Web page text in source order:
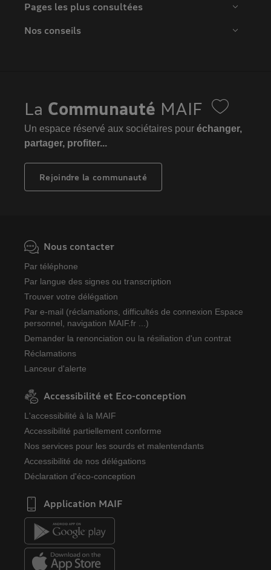
Pages les plus consultées
Nos conseils
La Communauté MAIF
Un espace réservé aux sociétaires pour échanger,
partager, profiter...
Rejoindre la communauté
Nous contacter
Par téléphone
Par langue des signes ou transcription
Trouver votre délégation
Par e-mail (réclamations, difficultés de connexion Espace
personnel, navigation MAIF.fr ...)
Demander la renonciation ou la résiliation d'un contrat
Réclamations
Lanceur d'alerte
Accessibilité et Eco-conception
L'accessibilité à la MAIF
Accessibilité partiellement conforme
Nos services pour les sourds et malentendants
Accessibilité de nos délégations
Déclaration d'éco-conception
Application MAIF